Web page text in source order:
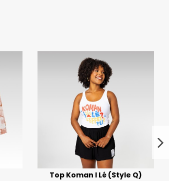
Top Koman I Lé (Style Q)